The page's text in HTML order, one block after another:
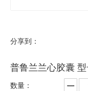
分享到：
普鲁兰兰心胶囊
数量：